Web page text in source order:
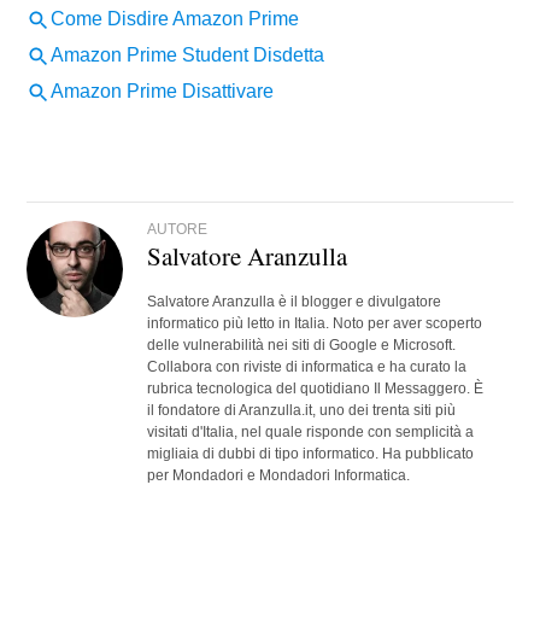
AUTORE
Salvatore Aranzulla
Salvatore Aranzulla è il blogger e divulgatore
informatico più letto in Italia. Noto per aver scoperto
delle vulnerabilità nei siti di Google e Microsoft.
Collabora con riviste di informatica e ha curato la
rubrica tecnologica del quotidiano Il Messaggero. È
il fondatore di Aranzulla.it, uno dei trenta siti più
visitati d'Italia, nel quale risponde con semplicità a
migliaia di dubbi di tipo informatico. Ha pubblicato
per Mondadori e Mondadori Informatica.